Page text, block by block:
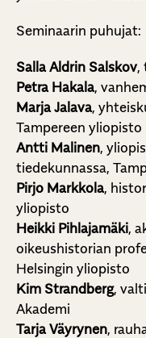
Seminaarin puhujat:
Salla Aldrin Salskov,
Petra Hakala,
Marja Jalava,
Tampereen yliopisto
Antti Malinen,
tiedekunnassa,
Pirjo Markkola,
yliopisto
Heikki Pihlajamäki,
oikeushistorian
Helsingin yliopisto
Kim Strandberg,
Akademi
Tarja Väyrynen,